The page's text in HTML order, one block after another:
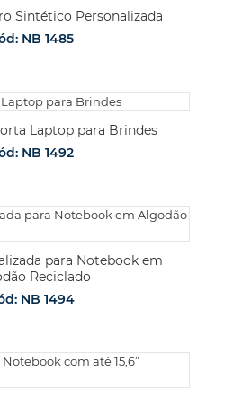
Sintético Personalizada
NB 1485
Laptop para Brindes
NB 1492
para Notebook em
Reciclado
NB 1494